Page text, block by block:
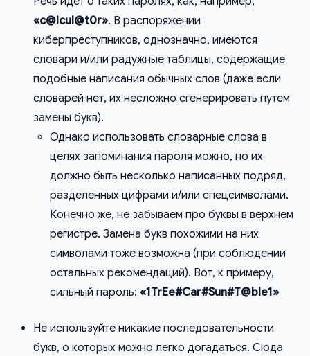
«c@lcul@t0r». В распоряжении
киберпреступников, однозначно, имеются
словари и/или радужные таблицы, содержащие
подобные написания обычных слов (даже если
словарей нет, их несложно сгенерировать путем
замены букв).
Однако использовать словарные слова в
целях запоминания пароля можно, но их
должно быть несколько написанных подряд,
разделенных цифрами и/или спецсимволами.
Конечно же, не забываем про буквы в верхнем
регистре. Замена букв похожими на них
символами тоже возможна (при соблюдении
остальных рекомендаций). Вот, к примеру,
сильный пароль: «1TrEe#Car#Sun#T@ble1»
Не используйте никакие последовательности
букв, о которых можно легко догадаться. Сюда